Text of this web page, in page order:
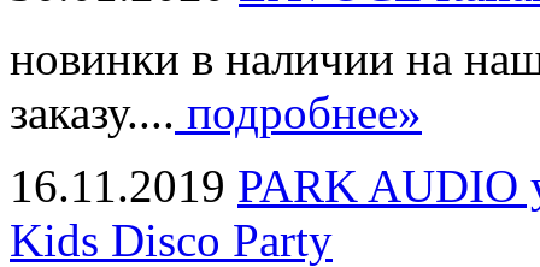
новинки в наличии на
заказу.... подробнее»
16.11.2019 PARK AUDIO
Kids Disco Party